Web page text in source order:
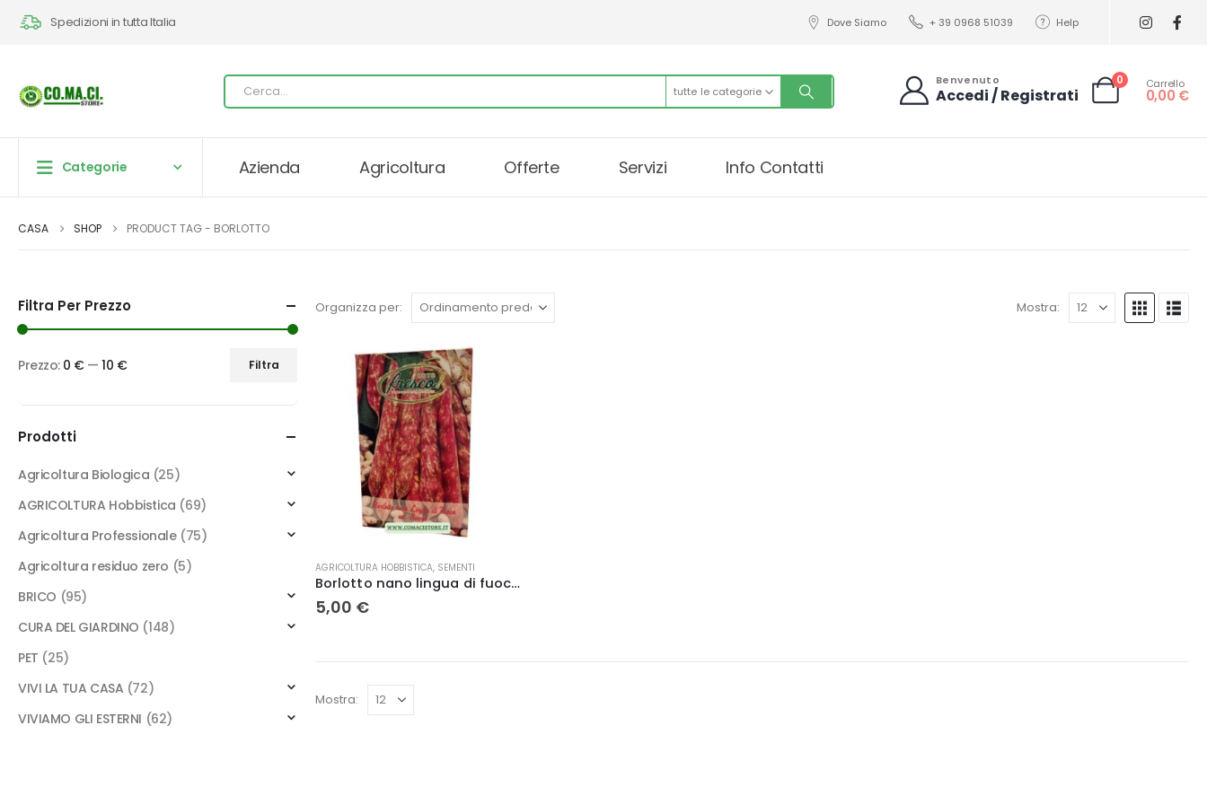
Spedizioni in tutta Italia Dove Siamo + 39 0968 51039 Help
tutte le categorie
Benvenuto
Accedi / Registrati
0 Carrello
0,00 €
Categorie Azienda Agricoltura Offerte Servizi Info Contatti
CASA SHOP PRODUCT TAG - BORLOTTO
Organizza per: Mostra:
AGRICOLTURA HOBBISTICA, SEMENTI
Borlotto nano lingua di fuoco sel. senna 500 gr.
5,00 €
Mostra:
Filtra Per Prezzo
Min
Max
Filtra
Prezzo: 0 €—10 €
Prodotti
Agricoltura Biologica (25)
AGRICOLTURA Hobbistica (69)
Agricoltura Professionale (75)
Agricoltura residuo zero (5)
BRICO (95)
CURA DEL GIARDINO (148)
PET (25)
VIVI LA TUA CASA (72)
VIVIAMO GLI ESTERNI (62)